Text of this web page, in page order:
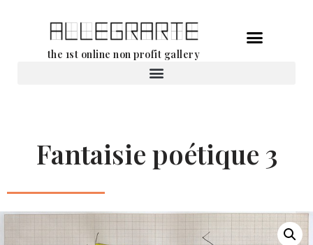
the 1st online non profit gallery
Fantaisie poétique 3